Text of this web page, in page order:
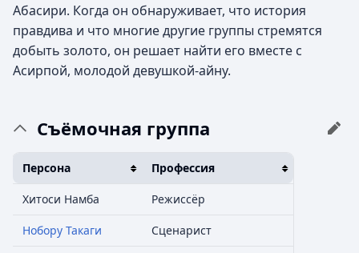
Абасири. Когда он обнаруживает, что история
правдива и что многие другие группы стремятся
добыть золото, он решает найти его вместе с
Асирпой, молодой девушкой-айну.
Съёмочная группа
Персона Профессия
Хитоси Намба Режиссёр
Нобору Такаги Сценарист